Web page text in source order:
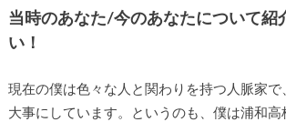
当時のあなた/今のあなたについて紹
い！
現在の僕は色々な人と関わりを持つ人脈家で
大事にしています。というのも、僕は浦和高